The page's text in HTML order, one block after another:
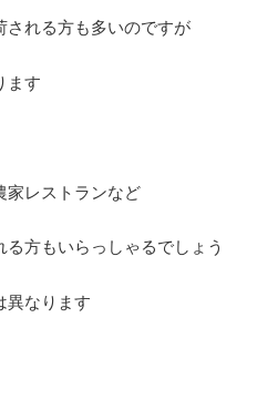
される方も多いのですが
ます
家レストランなど
方もいらっしゃるでしょう
異なります